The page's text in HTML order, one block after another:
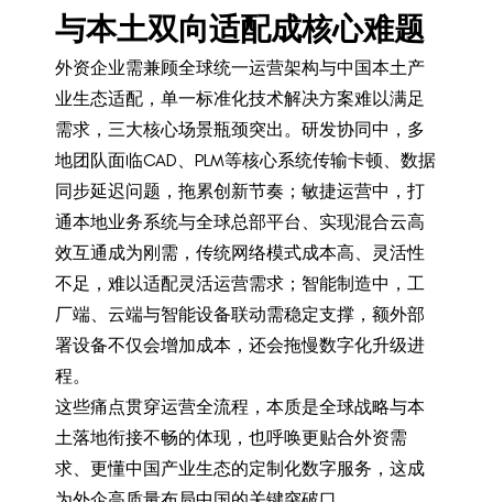
与本土双向适配成核心难题
外资企业需兼顾全球统一运营架构与中国本土产
业生态适配，单一标准化技术解决方案难以满足
需求，三大核心场景瓶颈突出。研发协同中，多
地团队面临CAD、PLM等核心系统传输卡顿、数据
同步延迟问题，拖累创新节奏；敏捷运营中，打
通本地业务系统与全球总部平台、实现混合云高
效互通成为刚需，传统网络模式成本高、灵活性
不足，难以适配灵活运营需求；智能制造中，工
厂端、云端与智能设备联动需稳定支撑，额外部
署设备不仅会增加成本，还会拖慢数字化升级进
程。
这些痛点贯穿运营全流程，本质是全球战略与本
土落地衔接不畅的体现，也呼唤更贴合外资需
求、更懂中国产业生态的定制化数字服务，这成